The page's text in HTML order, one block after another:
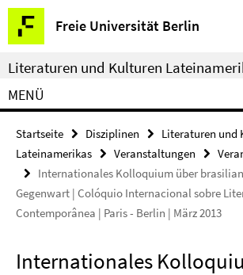
Springe
direkt
zu
Inhalt
Freie Universität Berlin
Service-
Navigation
Literaturen und Kulturen
MENÜ
Startseite Disziplinen
Literaturen und
Lateinamerikas
Veranstaltungen
Internationales Kolloquium über
Gegenwart | Colóquio Internacional sobre
Contemporânea | Paris - Berlin | März 2013
Internationales